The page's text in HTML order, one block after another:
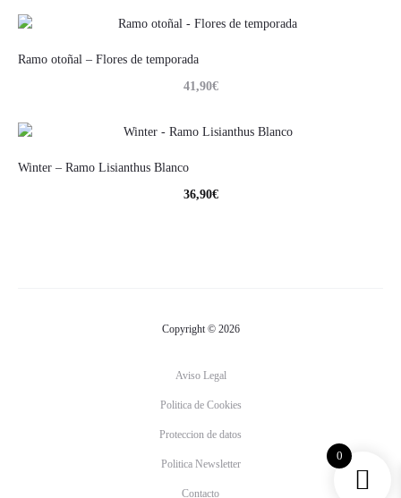
Ramo otoñal – Flores de temporada
41,90€
Winter – Ramo Lisianthus Blanco
36,90€
Copyright © 2026
Aviso Legal
Politica de Cookies
Proteccion de datos
Politica Newsletter
Contacto
0